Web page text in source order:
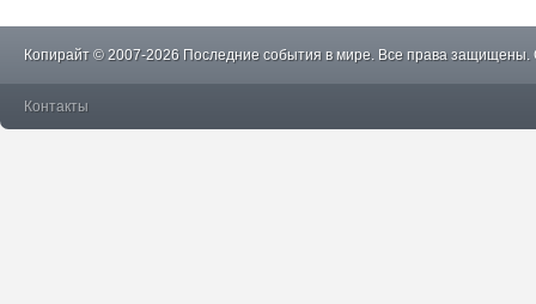
Копирайт © 2007-2026 Последние события в мире. Все права защищены.
Контакты